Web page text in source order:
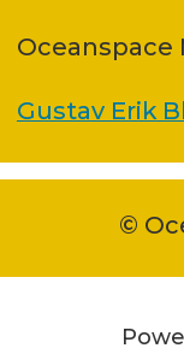
Oceanspace
Gustav Erik
©